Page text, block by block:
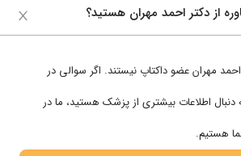
دنبال کنید
از دکتر احمد مهران هستید؟
مهرانعضو داکتاپ نیستند. اگر سوالی در
دنبال اطلاعات بیشتری از پزشک هستید، ما در
هستیم.